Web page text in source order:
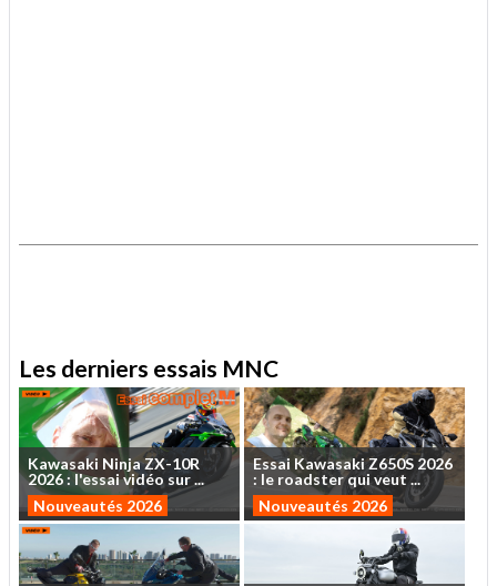
Les derniers essais MNC
Kawasaki NinjaZX-10R
2026: l'essaividéo sur...
Nouveautés 2026
Essai Kawasaki Z650S 2026
: le roadsterquiveut ...
Nouveautés 2026